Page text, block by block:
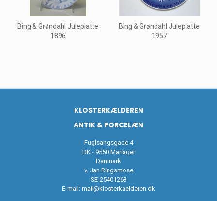
Bing & Grøndahl Juleplatte
1896
Bing & Grøndahl Juleplatte
1957
KLOSTERKÆLDEREN
ANTIK & PORCELÆN
Fuglsangsgade 4
DK - 9550 Mariager
Danmark
v. Jan Ringsmose
SE-25401263
E-mail: mail@klosterkaelderen.dk